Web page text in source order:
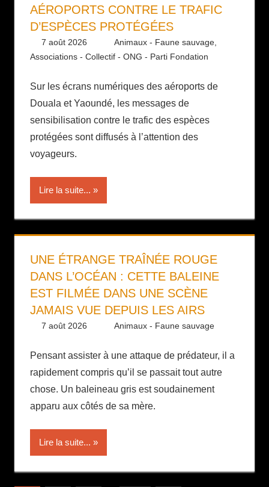
AÉROPORTS CONTRE LE TRAFIC
D’ESPÈCES PROTÉGÉES
7 août 2026 Daniel
Animaux - Faune sauvage,
Associations - Collectif - ONG - Parti Fondation
Sur les écrans numériques des aéroports de
Douala et Yaoundé, les messages de
sensibilisation contre le trafic des espèces
protégées sont diffusés à l’attention des
voyageurs.
Lire la suite...
UNE ÉTRANGE TRAÎNÉE ROUGE
DANS L’OCÉAN : CETTE BALEINE
EST FILMÉE DANS UNE SCÈNE
JAMAIS VUE DEPUIS LES AIRS
7 août 2026 Daniel
Animaux - Faune sauvage
Pensant assister à une attaque de prédateur, il a
rapidement compris qu’il se passait tout autre
chose. Un baleineau gris est soudainement
apparu aux côtés de sa mère.
Lire la suite...